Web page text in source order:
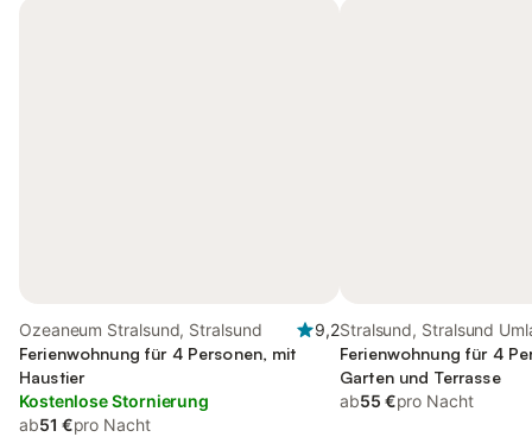
Ozeaneum Stralsund, Stralsund
9,2
Ferienwohnung für 4 Personen, mit
Haustier
Kostenlose Stornierung
ab51 €pro Nacht
Stralsund, Stralsund
Ferienwohnung für 4
Garten und Terrasse
ab55 €pro Nacht